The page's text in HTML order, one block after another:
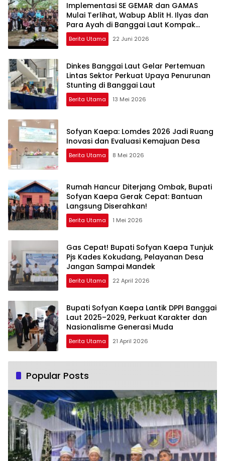
Implementasi SE GEMAR dan GAMAS
Mulai Terlihat, Wabup Ablit H. Ilyas dan
Para Ayah di Banggai Laut Kompak
Ambil Rapor Anak
Berita Utama 22 Juni 2026
Dinkes Banggai Laut Gelar Pertemuan
Lintas Sektor Perkuat Upaya Penurunan
Stunting di Banggai Laut
Berita Utama 13 Mei 2026
Sofyan Kaepa: Lomdes 2026 Jadi Ruang
Inovasi dan Evaluasi Kemajuan Desa
Berita Utama 8 Mei 2026
Rumah Hancur Diterjang Ombak, Bupati
Sofyan Kaepa Gerak Cepat: Bantuan
Langsung Diserahkan!
Berita Utama 1 Mei 2026
Gas Cepat! Bupati Sofyan Kaepa Tunjuk
Pjs Kades Kokudang, Pelayanan Desa
Jangan Sampai Mandek
Berita Utama 22 April 2026
Bupati Sofyan Kaepa Lantik DPPI Banggai
Laut 2025–2029, Perkuat Karakter dan
Nasionalisme Generasi Muda
Berita Utama 21 April 2026
Popular Posts